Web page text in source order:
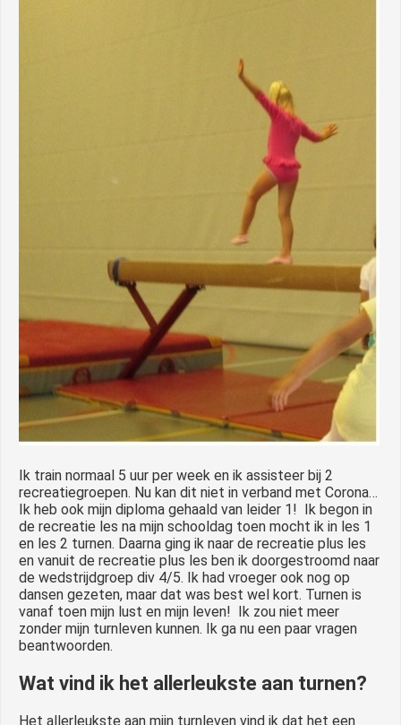
Ik train normaal 5 uur per week en ik assisteer bij 2
recreatiegroepen. Nu kan dit niet in verband met Corona…
Ik heb ook mijn diploma gehaald van leider 1! Ik begon in
de recreatie les na mijn schooldag toen mocht ik in les 1
en les 2 turnen. Daarna ging ik naar de recreatie plus les
en vanuit de recreatie plus les ben ik doorgestroomd naar
de wedstrijdgroep div 4/5. Ik had vroeger ook nog op
dansen gezeten, maar dat was best wel kort. Turnen is
vanaf toen mijn lust en mijn leven! Ik zou niet meer
zonder mijn turnleven kunnen. Ik ga nu een paar vragen
beantwoorden.
Wat vind ik het allerleukste aan turnen?
Het allerleukste aan mijn turnleven vind ik dat het een